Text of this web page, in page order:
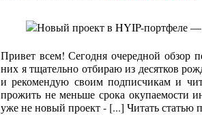
Привет всем! Сегодня очередной обзор
них я тщательно отбираю из десятков
и рекомендую своим подписчикам и
прожить не меньше срока окупаемости
уже не новый проект - [...] Читать статью